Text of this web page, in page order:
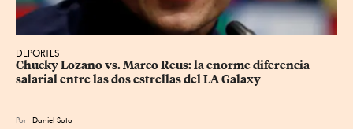
DEPORTES
Chucky Lozano vs. Marco Reus: la enorme diferencia
salarial entre las dos estrellas del LA Galaxy
Por Daniel Soto